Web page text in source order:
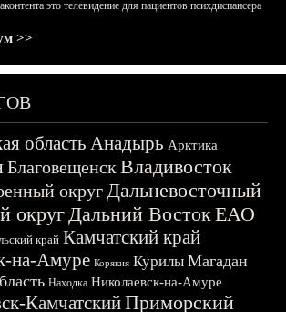
это телевидение для пациентов психдиспансера
>>
область Анадырь Арктика
БлаговещенскВладивосток
округДальневосточный
округДальний ВостокЕАО
край Камчатский край
на-Амуре Корякия Курилы Магадан
Находка Николаевск-на-Амуре
КамчатскийПриморский